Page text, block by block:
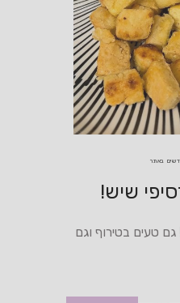
באתר
שיש!
טעים בטירוף וגם